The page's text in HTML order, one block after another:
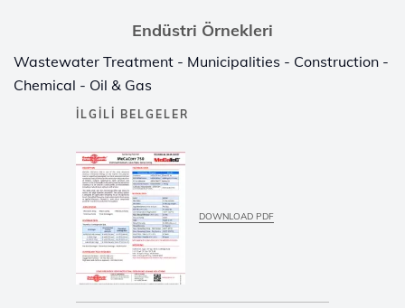
Endüstri Örnekleri
Wastewater Treatment - Municipalities - Construction -
Chemical - Oil & Gas
İLGILI BELGELER
DOWNLOAD PDF